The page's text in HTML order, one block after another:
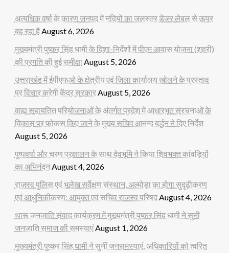
अत्यधिक वर्षा के कारण जनपद में नदियों का जलस्तर डेंजर लेबल से ऊपर
बह रहा हैAugust 6, 2026
मुख्यमंत्री पुष्कर सिंह धामी के दिशा-निर्देशों में पीएम आवास योजना (शहरी)
की प्रगति की हुई समीक्षाAugust 5, 2026
उत्तराखंड में ईपीएफओ के क्षेत्रीय एवं जिला कार्यालय खोलने के प्रस्ताव
पर विचार करेगी केंद्र सरकारAugust 5, 2026
वाह्य सहायतित परियोजनाओं के अंतर्गत प्रदेश में आधारभूत संरचनाओं के
विकास पर फोकस किए जाने के मुख्य सचिव आनन्द बर्द्धन ने दिए निर्देश
August 5, 2026
पुष्पवर्षा और चरण प्रक्षालन के साथ देवभूमि ने किया शिवभक्त कांवड़ियों
का अभिनंदनAugust 4, 2026
राजस्व पुलिस एवं भूलेख सर्वेक्षण संस्थान, अल्मोड़ा का होगा सुदृढ़ीकरण
एवं आधुनिकीकरण: आयुक्त एवं सचिव राजस्व परिषदAugust 4, 2026
थारू जनजाति संवाद कार्यक्रम में मुख्यमंत्री पुष्कर सिंह धामी ने सुनी
जनजाति समाज की समस्याएंAugust 1, 2026
मुख्यमंत्री पुष्कर सिंह धामी ने सुनीं जनसमस्याएं, अधिकारियों को त्वरित